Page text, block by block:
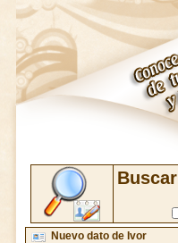
Buscar
Nuevo dato de Ivor